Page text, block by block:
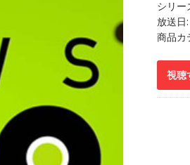
シリー
放送日:
商品